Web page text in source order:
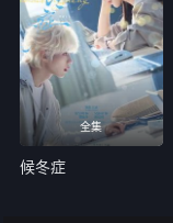
全集
候冬症